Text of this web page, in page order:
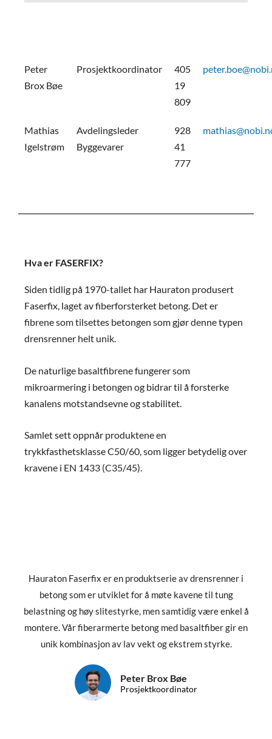
Peter
Brox Bøe
Prosjektkoordinator
405
19
809
Mathias
Igelstrøm
Avdelingsleder
Byggevarer
928
41
777
Hva er FASERFIX?
Siden tidlig på 1970-tallet har Hauraton produsert
Faserfix, laget av fiberforsterket betong. Det er
fibrene som tilsettes betongen som gjør denne typen
drensrenner helt unik.
De naturlige basaltfibrene fungerer som
mikroarmering i betongen og bidrar til å forsterke
kanalens motstandsevne og stabilitet.
Samlet sett oppnår produktene en
trykkfasthetsklasse C50/60, som ligger betydelig over
kravene i EN 1433 (C35/45).
Hauraton Faserfix er en produktserie av drensrenner i
betong som er utviklet for å møte kavene til tung
belastning og høy slitestyrke, men samtidig være enkel å
montere. Vår fiberarmerte betong med basaltfiber gir en
unik kombinasjon av lav vekt og ekstrem styrke.
Peter Brox Bøe
Prosjektkoordinator